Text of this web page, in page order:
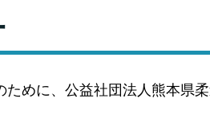
ために、公益社団法人熊本県